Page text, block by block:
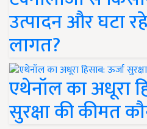
उत्पादन और घटा
लागत?
एथेनॉल का अधूरा
सुरक्षा की कीमत